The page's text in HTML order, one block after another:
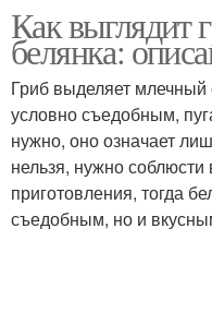
Как выглядит
белянка:
Гриб выделяет млечный
условно съедобным,
нужно, оно означает
нельзя, нужно
приготовления, тогда
съедобным, но и